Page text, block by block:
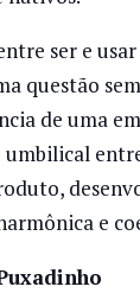
ser e
questão
de uma
e